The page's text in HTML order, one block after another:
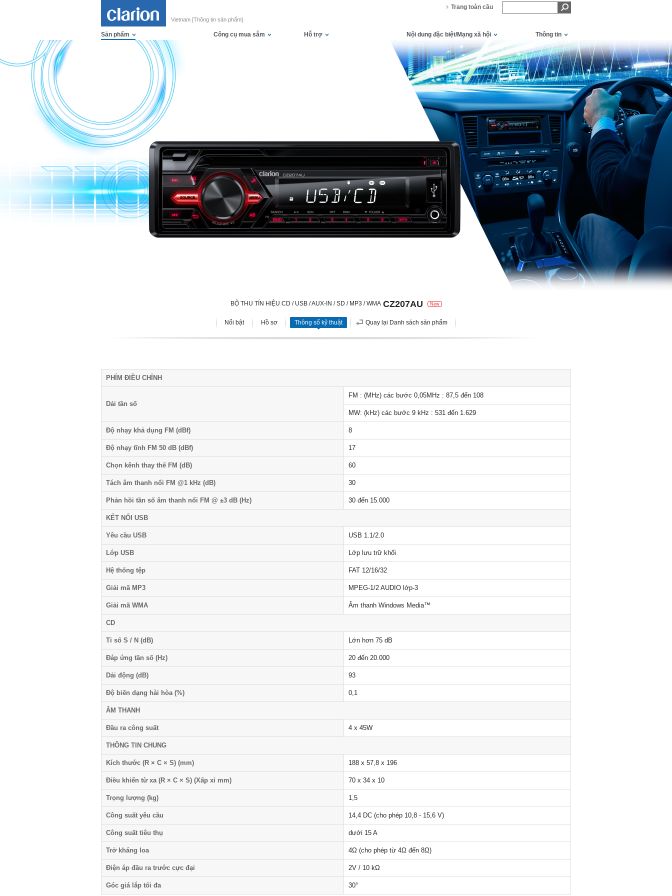
Vietnam [Thông tin sản phẩm]
Trang toàn cầu
Sản phẩm Công cụ mua sắm Hỗ trợ Nội dung đặc biệt/Mạng xã hội Thông tin
BỘ THU TÍN HIỆU CD / USB / AUX-IN / SD / MP3 / WMA CZ207AU New
Nổi bật Hồ sơ Thông số kỹ thuật Quay lại Danh sách sản phẩm
PHÍM ĐIỀU CHỈNH
Dải tần số
FM : (MHz) các bước 0,05MHz : 87,5 đến 108
MW: (kHz) các bước 9 kHz : 531 đến 1.629
Độ nhạy khả dụng FM (dBf) 8
Độ nhạy tĩnh FM 50 dB (dBf) 17
Chọn kênh thay thế FM (dB) 60
Tách âm thanh nổi FM @1 kHz (dB) 30
Phản hồi tần số âm thanh nổi FM @ ±3 dB (Hz) 30 đến 15.000
KẾT NỐI USB
Yêu cầu USB USB 1.1/2.0
Lớp USB Lớp lưu trữ khối
Hệ thống tệp FAT 12/16/32
Giải mã MP3 MPEG-1/2 AUDIO lớp-3
Giải mã WMA Âm thanh Windows Media™
CD
Tỉ số S / N (dB) Lớn hơn 75 dB
Đáp ứng tần số (Hz) 20 đến 20.000
Dải động (dB) 93
Độ biến dạng hài hòa (%) 0,1
ÂM THANH
Đầu ra công suất 4 x 45W
THÔNG TIN CHUNG
Kích thước (R × C × S) (mm) 188 x 57,8 x 196
Điều khiển từ xa (R × C × S) (Xấp xỉ mm) 70 x 34 x 10
Trọng lượng (kg) 1,5
Công suất yêu cầu 14,4 DC (cho phép 10,8 - 15,6 V)
Công suất tiêu thụ dưới 15 A
Trở kháng loa 4Ω (cho phép từ 4Ω đến 8Ω)
Điện áp đầu ra trước cực đại 2V / 10 kΩ
Góc giá lắp tối đa 30°